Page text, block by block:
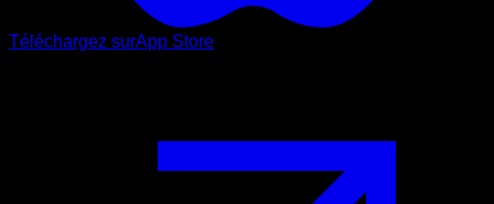
Téléchargez surApp Store